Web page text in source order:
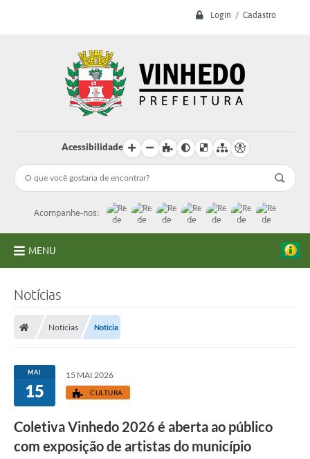
Login / Cadastro
Acessibilidade
Acompanhe-nos:
MENU
Licitações
Transparência
Concursos e Processos Seletivos
Inclusão e Acessibilidade
Notícias
Notícias Notícia
MAI
15
15 MAI 2026
CULTURA
Coletiva Vinhedo 2026 é aberta ao público
com exposição de artistas do município